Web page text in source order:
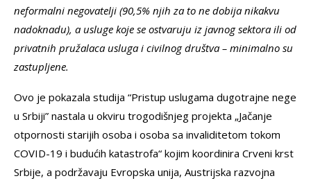
neformalni negovatelji (90,5% njih za to ne dobija nikakvu
nadoknadu), a usluge koje se ostvaruju iz javnog sektora ili od
privatnih pružalaca usluga i civilnog društva – minimalno su
zastupljene.
Ovo je pokazala studija “Pristup uslugama dugotrajne nege
u Srbiji” nastala u okviru trogodišnjeg projekta „Jačanje
otpornosti starijih osoba i osoba sa invaliditetom tokom
COVID-19 i budućih katastrofa“ kojim koordinira Crveni krst
Srbije, a podržavaju Evropska unija, Austrijska razvojna